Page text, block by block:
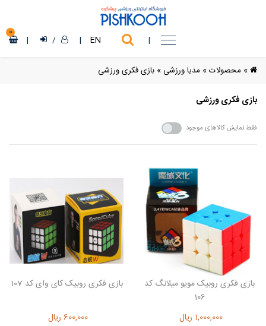
|
EN
|
/
|
0
» محصولات» مدیا ورزشی » بازی فکری ورزشی
بازی فکری ورزشی
فقط نمایش کالاهای موجود
بازی فکری روبیک مویو میلانگ کد
106
1,000,000 ریال
بازی فکری روبیک کای وای کد 107
600,000 ریال